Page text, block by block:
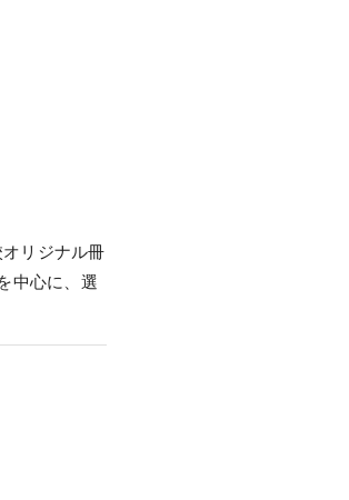
リジナル冊
中心に、選